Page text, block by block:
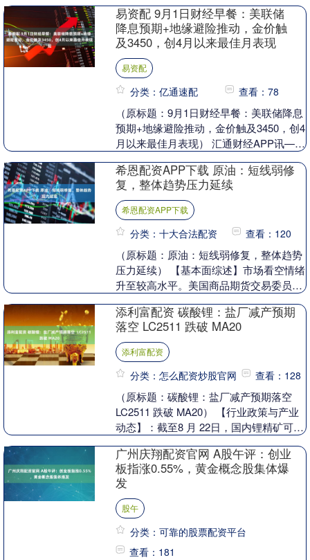
8月，金价单....
易资配 9月1日财经早餐：美联储
降息预期+地缘避险推动，金价触
及3450，创4月以来最佳月表现
易资配
分类：亿通速配 查看：78
（原标题：9月1日财经早餐：美联储降息
预期+地缘避险推动，金价触及3450，创4
月以来最佳月表现） 汇通财经APP讯——
于....
希恩配资APP下载 原油：短线弱修
复，整体趋势压力延续
希恩配资APP下载
分类：十大合法配资 查看：120
（原标题：原油：短线弱修复，整体趋势
压力延续） 【基本面综述】市场看空情绪
升至较高水平。美国商品期货交易委员会
周内....
添利富配资 碳酸锂：盐厂减产预期
落空 LC2511 跌破 MA20
添利富配资
分类：怎么配资炒股官网 查看：128
（原标题：碳酸锂：盐厂减产预期落空
LC2511 跌破 MA20） 【行业政策与产业
动态】：截至8 月 22日，国内锂精矿可售
广州庆翔配资官网 A股午评：创业
板指涨0.55%，黄金概念股集体爆
发
股午
分类：可靠的股票配资平台
查看：181